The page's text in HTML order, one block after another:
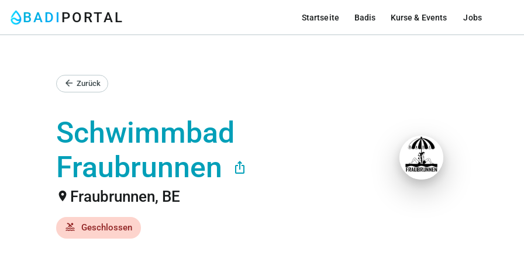
BADI PORTAL Startseite Badis Kurse & Events Jobs
arrow_back Zurück
Schwimmbad
Fraubrunnen
ios_share
location_on Fraubrunnen, BE
pool Geschlossen